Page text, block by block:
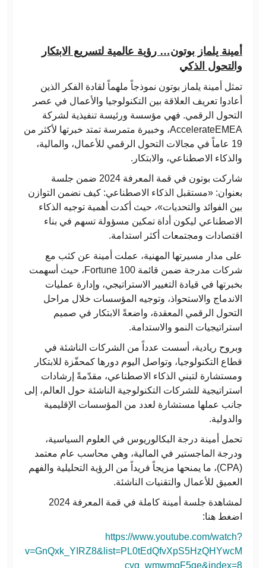
أمينة يلماز بوتون… رؤية عالمية لتسريع الابتكار
والتحول الذكي
تمثل أمينة يلماز بوتون نموذجاً ملهماً لقادة الفكر الذين
أعادوا تعريف العلاقة بين التكنولوجيا والأعمال في عصر
التحول الرقمي. فهي مؤسسة ورئيسة تنفيذية لشركة
AccelerateEMEA، وخبيرة متمرسة تمتد خبرتها لأكثر من
19 عاماً في مجالات التحول الرقمي للأعمال، والمالية،
والذكاء الاصطناعي، والابتكار.
شاركت بوتون في قمة المعرفة 2024 ضمن جلسة
بعنوان: «مستقبل الذكاء الاصطناعي: كيف نضمن التوازن
بين الفوائد والتحديات»، حيث أكدت أهمية توجيه الذكاء
الاصطناعي ليكون أداة تمكين مسؤولة تسهم في بناء
اقتصادات ومجتمعات أكثر استدامة.
على مدار مسيرتها المهنية، عملت أمينة عن كثب مع
شركات مدرجة ضمن قائمة Fortune 100، حيث أسهمت
بخبرتها في قيادة التغيير الاستراتيجي، وإدارة عمليات
الاندماج والاستحواذ، وتوجيه المؤسسات خلال مراحل
التحول الرقمي المعقدة، واضعةً الابتكار في صميم
استراتيجيات النمو والاستدامة.
وبروح ريادية، أسست عدداً من الشركات الناشئة في
قطاع التكنولوجيا، وتواصل اليوم دورها كمحفّزة للابتكار
ومستشارة لتبني الذكاء الاصطناعي، مقدّمةً إرشادات
استراتيجية للشركات التكنولوجية الناشئة حول العالم، إلى
جانب عملها مستشارة لعدد من المؤسسات الإقليمية
والدولية.
تحمل أمينة درجة البكالوريوس في العلوم السياسية،
ودرجة الماجستير في المالية، وهي محاسب عام معتمد
(CPA)، ما يمنحها مزيجاً فريداً من الرؤية التحليلية والفهم
العميق للأعمال والتقنيات الناشئة.
لمشاهدة جلسة أمينة كاملة في قمة المعرفة 2024
اضغط هنا:
https://www.youtube.com/watch?
v=GnQxk_YIRZ8&list=PL0tEdQfvXpS5HzQHYwcM
cyg_wmwmgF5qe&index=8